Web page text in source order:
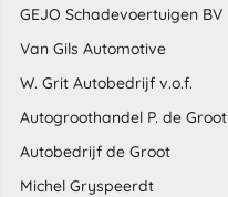
GEJO Schadevoertuigen BV
Van Gils Automotive
W. Grit Autobedrijf v.o.f.
Autogroothandel P. de Groot
Autobedrijf de Groot
Michel Gryspeerdt